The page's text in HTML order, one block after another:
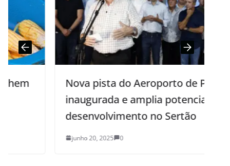
Nova pista do Aeroporto de Patos é
inaugurada e amplia potencial de
desenvolvimento no Sertão
junho 20, 2025 0